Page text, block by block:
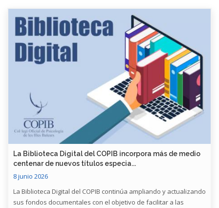
​La Biblioteca Digital del COPIB incorpora más de medio
centenar de nuevos títulos especia...
8 junio 2026
La Biblioteca Digital del COPIB continúa ampliando y actualizando
sus fondos documentales con el objetivo de facilitar a las